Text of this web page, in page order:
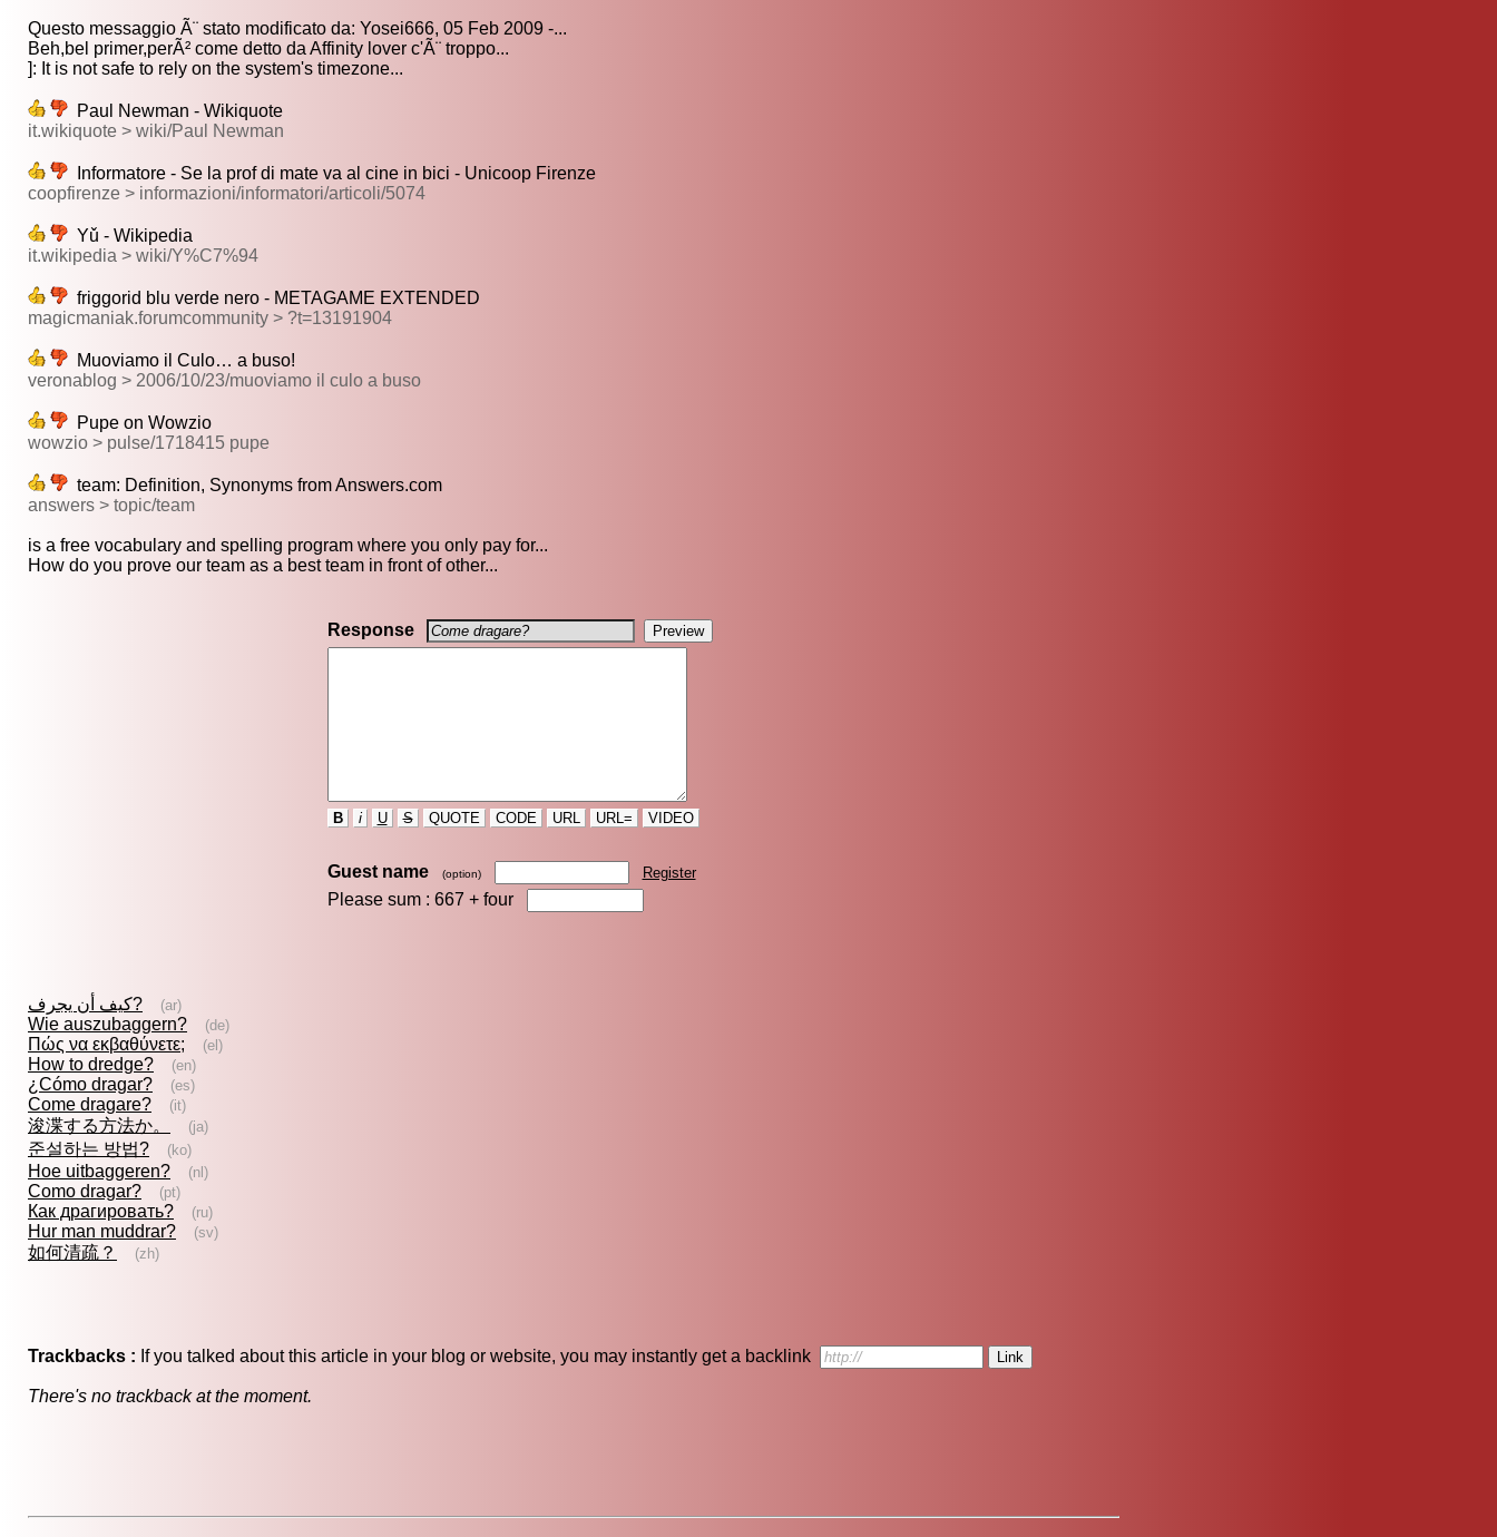
Questo messaggio Ã¨ stato modificato da: Yosei666, 05 Feb 2009 -...
Beh,bel primer,perÃ² come detto da Affinity lover c'Ã¨ troppo...
]: It is not safe to rely on the system's timezone...
Paul Newman - Wikiquote
it.wikiquote > wiki/Paul Newman
Informatore - Se la prof di mate va al cine in bici - Unicoop Firenze
coopfirenze > informazioni/informatori/articoli/5074
Yǔ - Wikipedia
it.wikipedia > wiki/Y%C7%94
friggorid blu verde nero - METAGAME EXTENDED
magicmaniak.forumcommunity > ?t=13191904
Muoviamo il Culo… a buso!
veronablog > 2006/10/23/muoviamo il culo a buso
Pupe on Wowzio
wowzio > pulse/1718415 pupe
team: Definition, Synonyms from Answers.com
answers > topic/team
is a free vocabulary and spelling program where you only pay for...
How do you prove our team as a best team in front of other...
Response
B i U S QUOTE CODE URL URL= VIDEO
Guest name (option) Register
Please sum : 667 + four
كيف أن يجرف? (ar)
Wie auszubaggern? (de)
Πώς να εκβαθύνετε; (el)
How to dredge? (en)
¿Cómo dragar? (es)
Come dragare? (it)
浚渫する方法か。 (ja)
준설하는 방법? (ko)
Hoe uitbaggeren? (nl)
Como dragar? (pt)
Как драгировать? (ru)
Hur man muddrar? (sv)
如何清疏？ (zh)
Trackbacks : If you talked about this article in your blog or website, you may instantly get a backlink
There's no trackback at the moment.